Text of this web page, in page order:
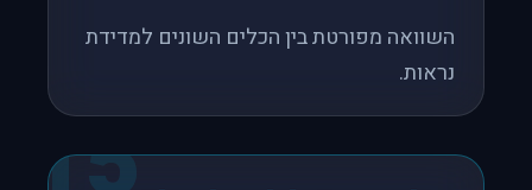
השוואה מפורטת בין הכלים השונים למדידת
נראות.